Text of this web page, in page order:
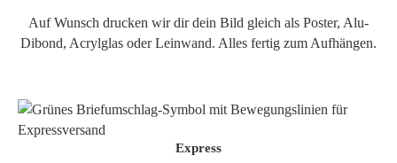
Auf Wunsch drucken wir dir dein Bild gleich als Poster, Alu-
Dibond, Acrylglas oder Leinwand. Alles fertig zum Aufhängen.
Express